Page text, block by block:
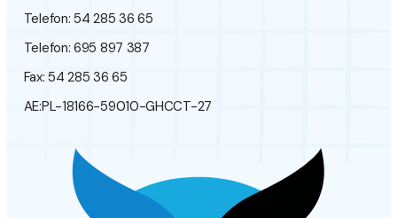
Telefon: 54 285 36 65
Telefon: 695 897 387
Fax: 54 285 36 65
AE:PL-18166-59010-GHCCT-27